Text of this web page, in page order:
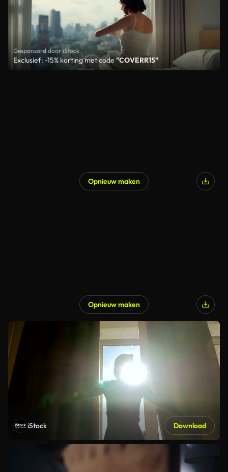
Gesponsord door iStock
Exclusief: -15% korting met code"COVERR15"
Opnieuw maken
Opnieuw maken
iStock Download